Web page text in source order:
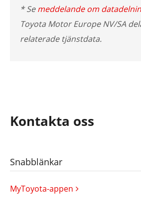
* Semeddelande om
Toyota Motor Europe NV/SA
relaterade tjänstdata.
Kontakta oss
Snabblänkar
MyToyota-appen